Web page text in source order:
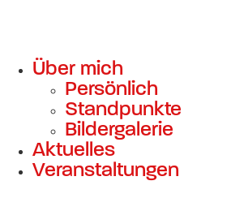
Über mich
Persönlich
Standpunkte
Bildergalerie
Aktuelles
Veranstaltungen